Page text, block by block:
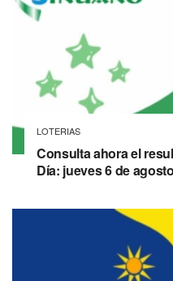
LOTERIAS
Consulta ahora el
Día: jueves 6 de